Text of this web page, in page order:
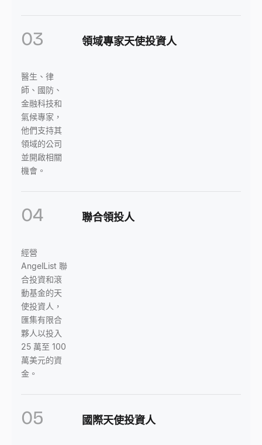
03 領域專家天使投資人
醫生、律
師、國防、
金融科技和
氣候專家，
他們支持其
領域的公司
並開啟相關
機會。
04 聯合領投人
經營
AngelList 聯
合投資和滾
動基金的天
使投資人，
匯集有限合
夥人以投入
25 萬至 100
萬美元的資
金。
05 國際天使投資人